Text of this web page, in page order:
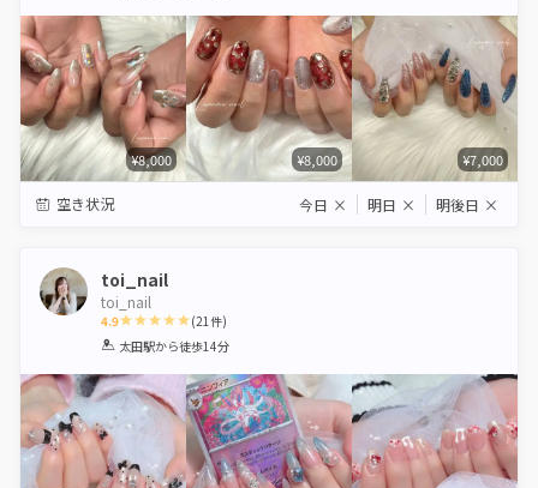
¥8,000 ¥8,000 ¥7,000
空き状況 今日 × 明日 × 明後日 ×
toi_nail
toi_nail
4.9
1 2 3 4 5
(21件)
太田駅から徒歩14分